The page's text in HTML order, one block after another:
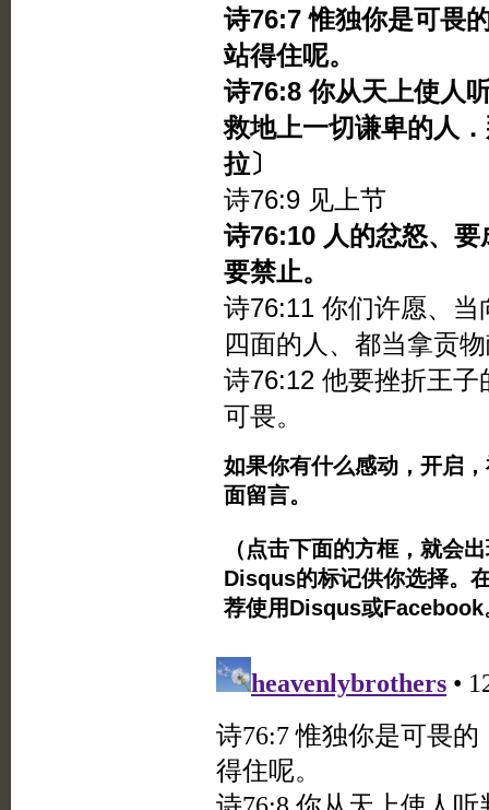
诗76:7 惟独你是可畏
站得住呢。
诗76:8 你从天上使人
救地上一切谦卑的人
拉〕
诗76:9 见上节
诗76:10 人的忿怒、
要禁止。
诗76:11 你们许愿、
四面的人、都当拿贡
诗76:12 他要挫折王
可畏。
如果你有什么感动，开启
面留言。
（点击下面的方框，就会
Disqus的标记供你选择。
荐使用Disqus或